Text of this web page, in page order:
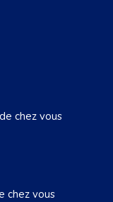
chez vous
chez vous